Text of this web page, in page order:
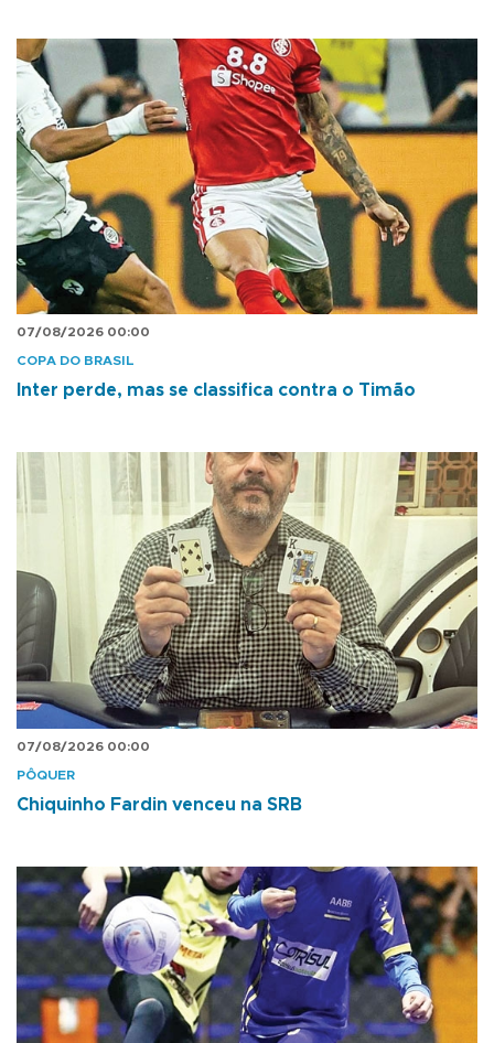
07/08/2026 00:00
COPA DO BRASIL
Inter perde, mas se classifica contra o Timão
07/08/2026 00:00
PÔQUER
Chiquinho Fardin venceu na SRB